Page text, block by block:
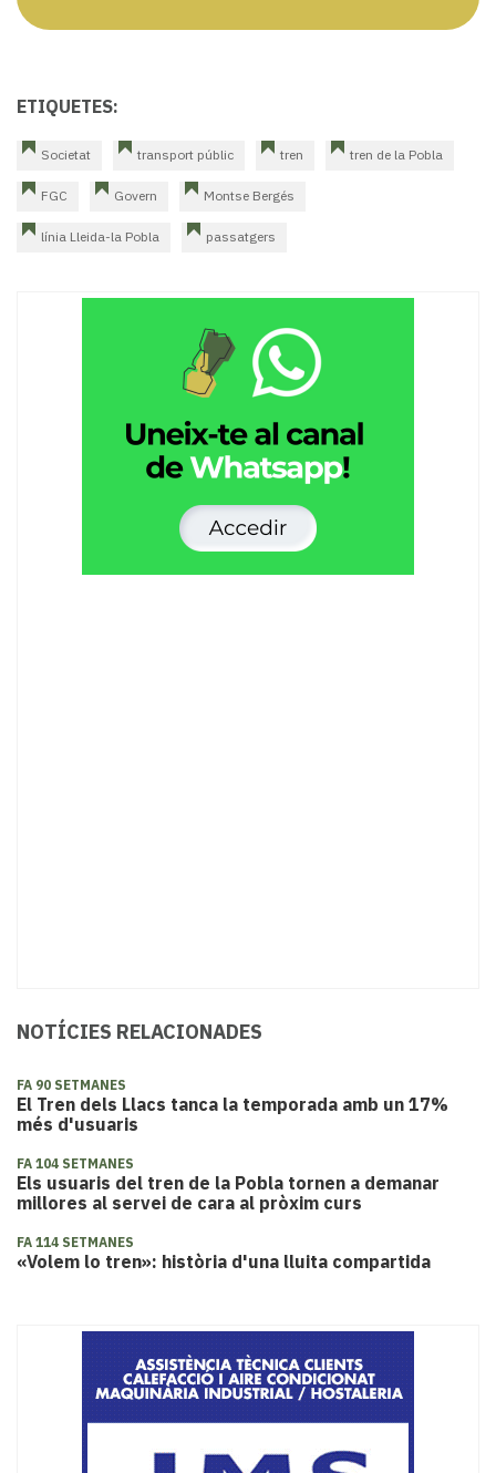
ETIQUETES:
Societat transport públic tren tren de la Pobla
FGC Govern Montse Bergés
línia Lleida-la Pobla passatgers
NOTÍCIES RELACIONADES
FA 90 SETMANES
El Tren dels Llacs tanca la temporada amb un 17%
més d'usuaris
FA 104 SETMANES
Els usuaris del tren de la Pobla tornen a demanar
millores al servei de cara al pròxim curs
FA 114 SETMANES
«Volem lo tren»: història d'una lluita compartida